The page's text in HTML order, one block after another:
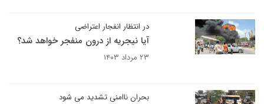
در انتظار انفجار اعتراضی
آیا نیجریه از درون منفجر خواهد شد؟
۲۳ مرداد ۱۴۰۳
بحران ناامنی تشدید می شود